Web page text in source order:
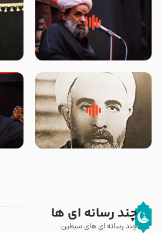
روضه جانسوز پاره های جگر امام
حسن مجتبی علیه السلام-حجت
روضه‌ی مجلس یزید ملعون و
اسارت اهل‌بیت علیهم‌السلام –
چند رسانه ای ها
چند رسانه ای های سبطین